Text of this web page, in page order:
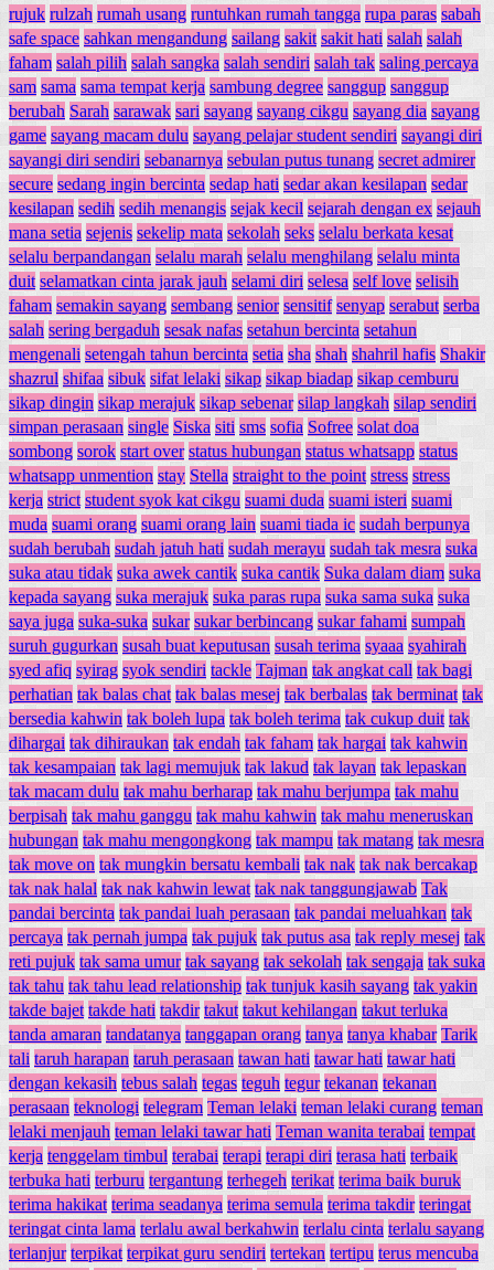
rujuk rulzah rumah usang runtuhkan rumah tangga rupa paras sabah
safe space sahkan mengandung sailang sakit sakit hati salah salah
faham salah pilih salah sangka salah sendiri salah tak saling percaya
sam sama sama tempat kerja sambung degree sanggup sanggup
berubah Sarah sarawak sari sayang sayang cikgu sayang dia sayang
game sayang macam dulu sayang pelajar student sendiri sayangi diri
sayangi diri sendiri sebanarnya sebulan putus tunang secret admirer
secure sedang ingin bercinta sedap hati sedar akan kesilapan sedar
kesilapan sedih sedih menangis sejak kecil sejarah dengan ex sejauh
mana setia sejenis sekelip mata sekolah seks selalu berkata kesat
selalu berpandangan selalu marah selalu menghilang selalu minta
duit selamatkan cinta jarak jauh selami diri selesa self love selisih
faham semakin sayang sembang senior sensitif senyap serabut serba
salah sering bergaduh sesak nafas setahun bercinta setahun
mengenali setengah tahun bercinta setia sha shah shahril hafis Shakir
shazrul shifaa sibuk sifat lelaki sikap sikap biadap sikap cemburu
sikap dingin sikap merajuk sikap sebenar silap langkah silap sendiri
simpan perasaan single Siska siti sms sofia Sofree solat doa
sombong sorok start over status hubungan status whatsapp status
whatsapp unmention stay Stella straight to the point stress stress
kerja strict student syok kat cikgu suami duda suami isteri suami
muda suami orang suami orang lain suami tiada ic sudah berpunya
sudah berubah sudah jatuh hati sudah merayu sudah tak mesra suka
suka atau tidak suka awek cantik suka cantik Suka dalam diam suka
kepada sayang suka merajuk suka paras rupa suka sama suka suka
saya juga suka-suka sukar sukar berbincang sukar fahami sumpah
suruh gugurkan susah buat keputusan susah terima syaaa syahirah
syed afiq syirag syok sendiri tackle Tajman tak angkat call tak bagi
perhatian tak balas chat tak balas mesej tak berbalas tak berminat tak
bersedia kahwin tak boleh lupa tak boleh terima tak cukup duit tak
dihargai tak dihiraukan tak endah tak faham tak hargai tak kahwin
tak kesampaian tak lagi memujuk tak lakud tak layan tak lepaskan
tak macam dulu tak mahu berharap tak mahu berjumpa tak mahu
berpisah tak mahu ganggu tak mahu kahwin tak mahu meneruskan
hubungan tak mahu mengongkong tak mampu tak matang tak mesra
tak move on tak mungkin bersatu kembali tak nak tak nak bercakap
tak nak halal tak nak kahwin lewat tak nak tanggungjawab Tak
pandai bercinta tak pandai luah perasaan tak pandai meluahkan tak
percaya tak pernah jumpa tak pujuk tak putus asa tak reply mesej tak
reti pujuk tak sama umur tak sayang tak sekolah tak sengaja tak suka
tak tahu tak tahu lead relationship tak tunjuk kasih sayang tak yakin
takde bajet takde hati takdir takut takut kehilangan takut terluka
tanda amaran tandatanya tanggapan orang tanya tanya khabar Tarik
tali taruh harapan taruh perasaan tawan hati tawar hati tawar hati
dengan kekasih tebus salah tegas teguh tegur tekanan tekanan
perasaan teknologi telegram Teman lelaki teman lelaki curang teman
lelaki menjauh teman lelaki tawar hati Teman wanita terabai tempat
kerja tenggelam timbul terabai terapi terapi diri terasa hati terbaik
terbuka hati terburu tergantung terhegeh terikat terima baik buruk
terima hakikat terima seadanya terima semula terima takdir teringat
teringat cinta lama terlalu awal berkahwin terlalu cinta terlalu sayang
terlanjur terpikat terpikat guru sendiri tertekan tertipu terus mencuba